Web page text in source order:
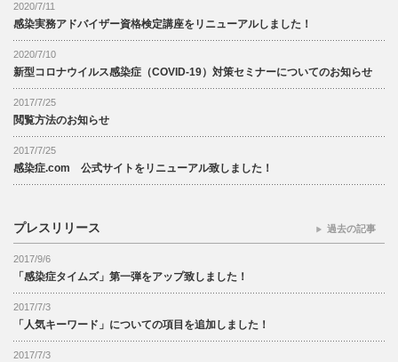
2020/7/11
感染実務アドバイザー資格検定講座をリニューアルしました！
2020/7/10
新型コロナウイルス感染症（COVID-19）対策セミナーについてのお知らせ
2017/7/25
閲覧方法のお知らせ
2017/7/25
感染症.com 公式サイトをリニューアル致しました！
プレスリリース
2017/9/6
「感染症タイムズ」第一弾をアップ致しました！
2017/7/3
「人気キーワード」についての項目を追加しました！
2017/7/3
過去の記事